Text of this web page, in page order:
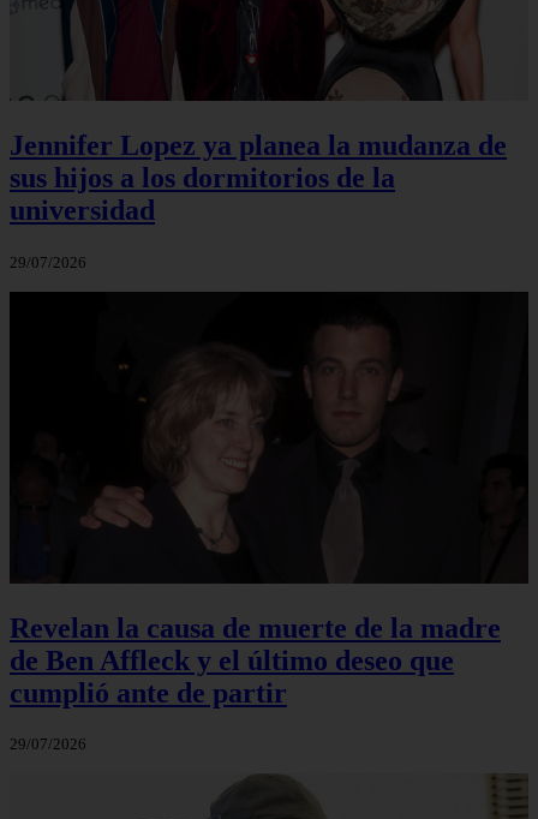
Jennifer Lopez ya planea la mudanza de
sus hijos a los dormitorios de la
universidad
29/07/2026
Revelan la causa de muerte de la madre
de Ben Affleck y el último deseo que
cumplió ante de partir
29/07/2026